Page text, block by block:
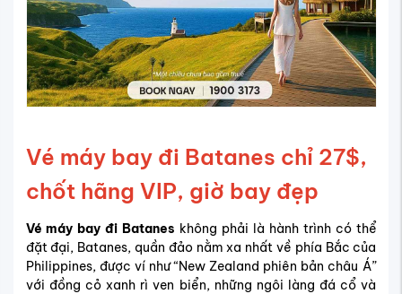
Vé máy bay đi Batanes chỉ 27$,
chốt hãng VIP, giờ bay đẹp
Vé máy bay đi Batanes không phải là hành trình có thể
đặt đại, Batanes, quần đảo nằm xa nhất về phía Bắc của
Philippines, được ví như “New Zealand phiên bản châu Á”
với đồng cỏ xanh rì ven biển, những ngôi làng đá cổ và